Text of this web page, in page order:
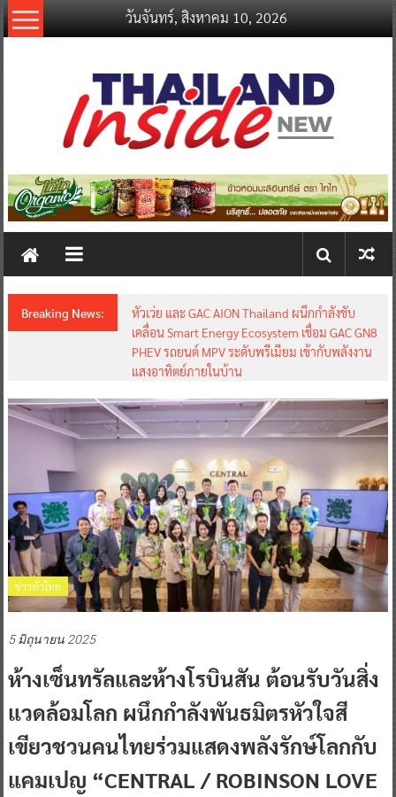
Skip
to
วันจันทร์, สิงหาคม 10, 2026
thailandinsidenew.com
Thailand
New
Breaking News:
หัวเว่ย และ GAC AION Thailand ผนึกกำลังขับ
เคลื่อน Smart Energy Ecosystem เชื่อม GAC GN8
PHEV รถยนต์ MPV ระดับพรีเมียม เข้ากับพลังงาน
แสงอาทิตย์ภายในบ้าน
ข่าวทั่วไทย
5 มิถุนายน 2025
ห้างเซ็นทรัลและห้างโรบินสัน ต้อนรับวันสิ่ง
แวดล้อมโลก ผนึกกำลังพันธมิตรหัวใจสี
เขียวชวนคนไทยร่วมแสดงพลังรักษ์โลกกับ
แคมเปญ “CENTRAL / ROBINSON LOVE